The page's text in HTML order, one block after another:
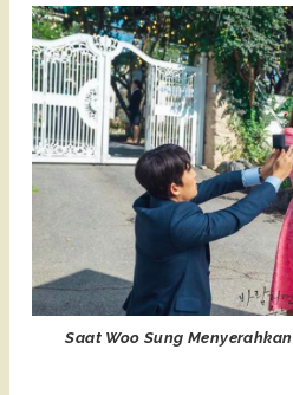
Saat Woo Sung